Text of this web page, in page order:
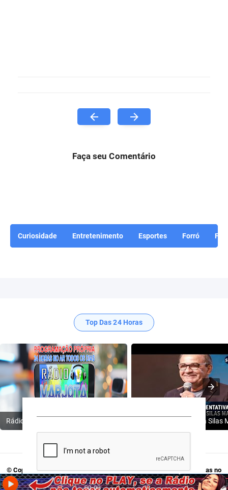
Faça seu Comentário
Curiosidade Entretenimento Esportes Forró
Top Das 24 Horas
© Copyright 2009-2024Rádio Varjota - Programação Própria, 24 Horas no
Ar. Acesse:Twitter,Tik Tok